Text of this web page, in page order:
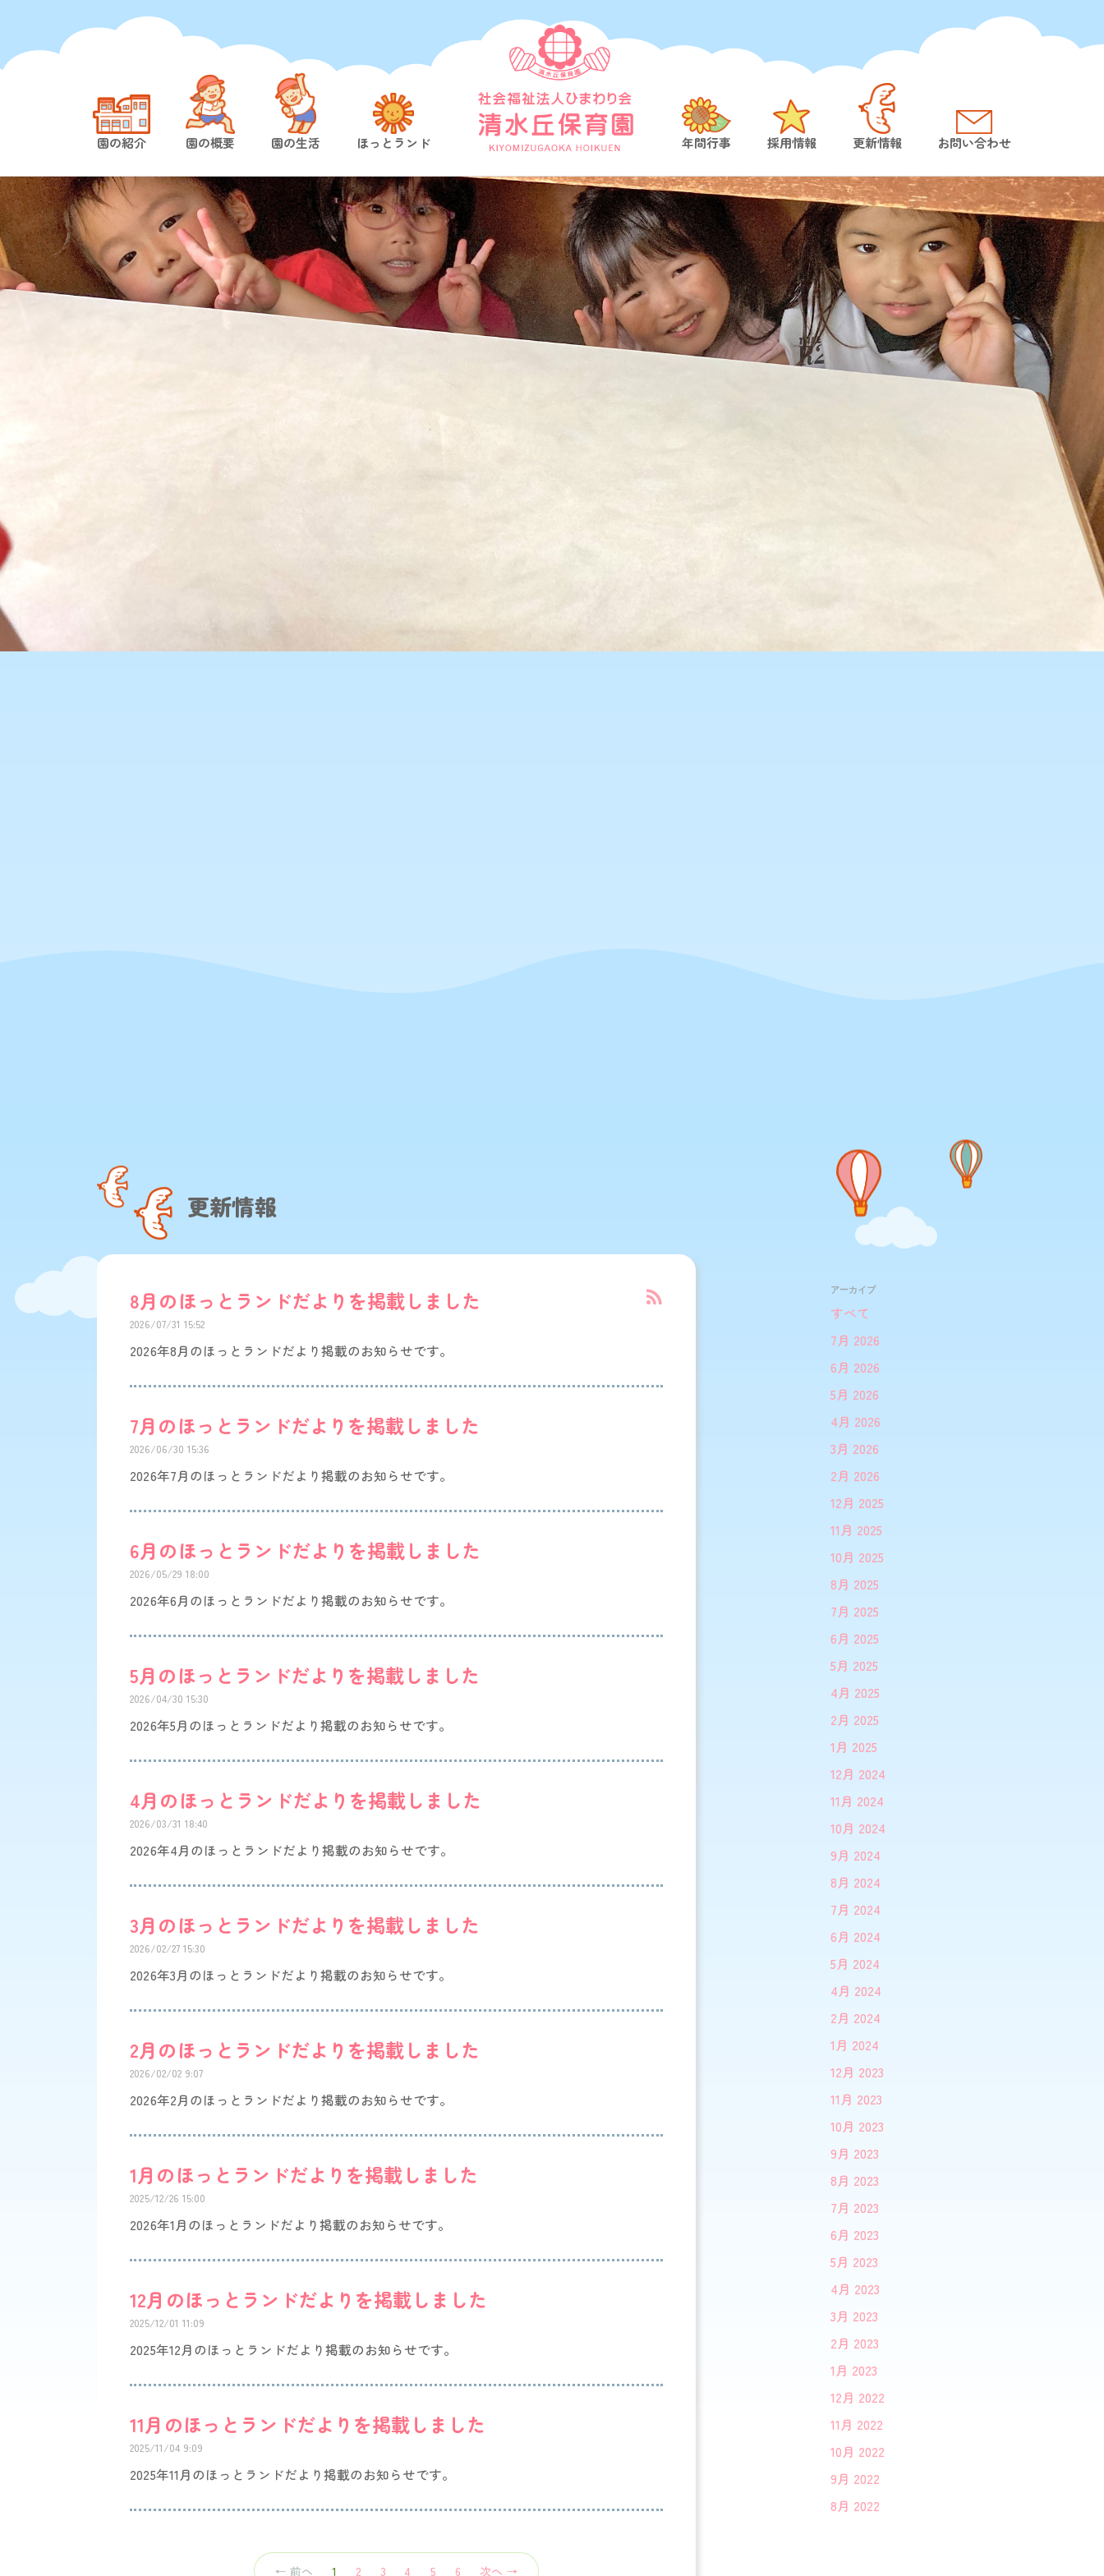
園の紹介 園の概要 園の生活 ほっとランド 年間行事 採用情報 更新情報 お問い合わせ
更新情報
8月のほっとランドだよりを掲載しました
2026/07/31 15:52
2026年8月のほっとランドだより掲載のお知らせです。
7月のほっとランドだよりを掲載しました
2026/06/30 15:36
2026年7月のほっとランドだより掲載のお知らせです。
6月のほっとランドだよりを掲載しました
2026/05/29 18:00
2026年6月のほっとランドだより掲載のお知らせです。
5月のほっとランドだよりを掲載しました
2026/04/30 15:30
2026年5月のほっとランドだより掲載のお知らせです。
4月のほっとランドだよりを掲載しました
2026/03/31 18:40
2026年4月のほっとランドだより掲載のお知らせです。
3月のほっとランドだよりを掲載しました
2026/02/27 15:30
2026年3月のほっとランドだより掲載のお知らせです。
2月のほっとランドだよりを掲載しました
2026/02/02 9:07
2026年2月のほっとランドだより掲載のお知らせです。
1月のほっとランドだよりを掲載しました
2025/12/26 15:00
2026年1月のほっとランドだより掲載のお知らせです。
12月のほっとランドだよりを掲載しました
2025/12/01 11:09
2025年12月のほっとランドだより掲載のお知らせです。
11月のほっとランドだよりを掲載しました
2025/11/04 9:09
2025年11月のほっとランドだより掲載のお知らせです。
← 前へ 1 （こ2 3 4 5 6 次へ →
アーカイブ
すべて
7月 2026
6月 2026
5月 2026
4月 2026
3月 2026
2月 2026
12月 2025
11月 2025
10月 2025
8月 2025
7月 2025
6月 2025
5月 2025
4月 2025
2月 2025
1月 2025
12月 2024
11月 2024
10月 2024
9月 2024
8月 2024
7月 2024
6月 2024
5月 2024
4月 2024
2月 2024
1月 2024
12月 2023
11月 2023
10月 2023
9月 2023
8月 2023
7月 2023
6月 2023
5月 2023
4月 2023
3月 2023
2月 2023
1月 2023
12月 2022
11月 2022
10月 2022
9月 2022
8月 2022